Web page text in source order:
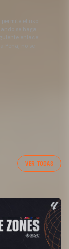
el uso
se haga
enlace:
Peña, no se
VER TODAS
03/26